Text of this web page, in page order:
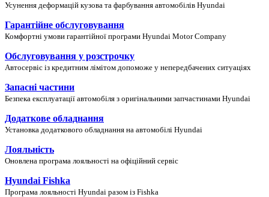
Усунення деформацій кузова та фарбування автомобілів Hyundai
Гарантійне обслуговування
Комфортні умови гарантійної програми Hyundai Motor Company
Обслуговування у розстрочку
Автосервіс із кредитним лімітом допоможе у непередбачених ситуаціях
Запасні частини
Безпека експлуатації автомобіля з оригінальними запчастинами Hyundai
Додаткове обладнання
Установка додаткового обладнання на автомобілі Hyundai
Лояльність
Оновлена програма лояльності на офіційний сервіс
Hyundai Fishka
Програма лояльності Hyundai разом із Fishka